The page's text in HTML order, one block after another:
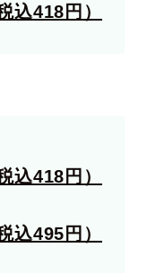
込418円）
込418円）
込495円）